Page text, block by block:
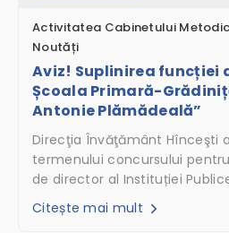
Activitatea Cabinetului Metodic
Noutăți
Aviz! Suplinirea funcției
Școala Primară-
Antonie Plămădeală”
Direcţia Învăţământ Hînceşti
termenului concursului
de director al Instituției
Citește mai mult